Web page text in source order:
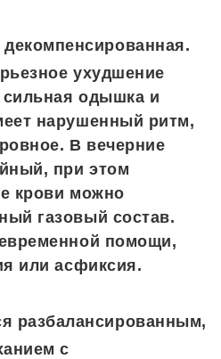
ухудшение
одышка и
нарушенный ритм,
В вечерние
при этом
крови можно
газовый состав.
помощи,
или асфиксия.
разбалансированным,
с